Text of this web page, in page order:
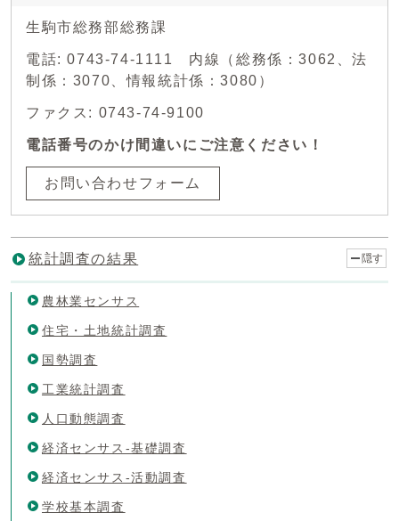
生駒市総務部総務課
電話: 0743-74-1111 内線（総務係：3062、法
制係：3070、情報統計係：3080）
ファクス: 0743-74-9100
電話番号のかけ間違いにご注意ください！
お問い合わせフォーム
統計調査の結果 隠す
農林業センサス
住宅・土地統計調査
国勢調査
工業統計調査
人口動態調査
経済センサス-基礎調査
経済センサス-活動調査
学校基本調査